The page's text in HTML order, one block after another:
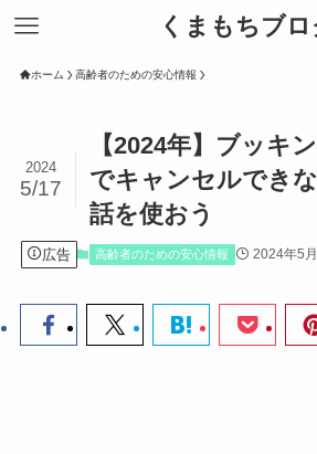
くまもちブロ
ホーム 高齢者のための安心情報
【2024年】ブッキ
でキャンセルでき
話を使おう
2024
5/17
広告 高齢者のための安心情報 2024年5